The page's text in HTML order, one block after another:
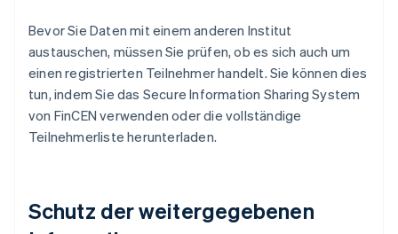
Bevor Sie Daten mit einem anderen Institut
austauschen, müssen Sie prüfen, ob es sich auch um
einen registrierten Teilnehmer handelt. Sie können dies
tun, indem Sie das Secure Information Sharing System
von FinCEN verwenden oder die vollständige
Teilnehmerliste herunterladen.
Schutz der weitergegebenen